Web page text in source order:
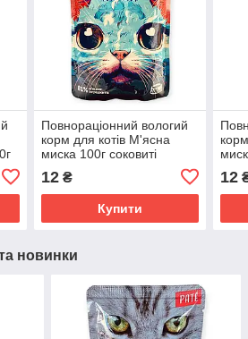
Повнораціонний вологий
корм для котів М'ясна
миска 100г соковиті
шматочки в соусі з куркою,
яловичиною, індичкою та
печінкою
12₴
Купити
з
12
новинки